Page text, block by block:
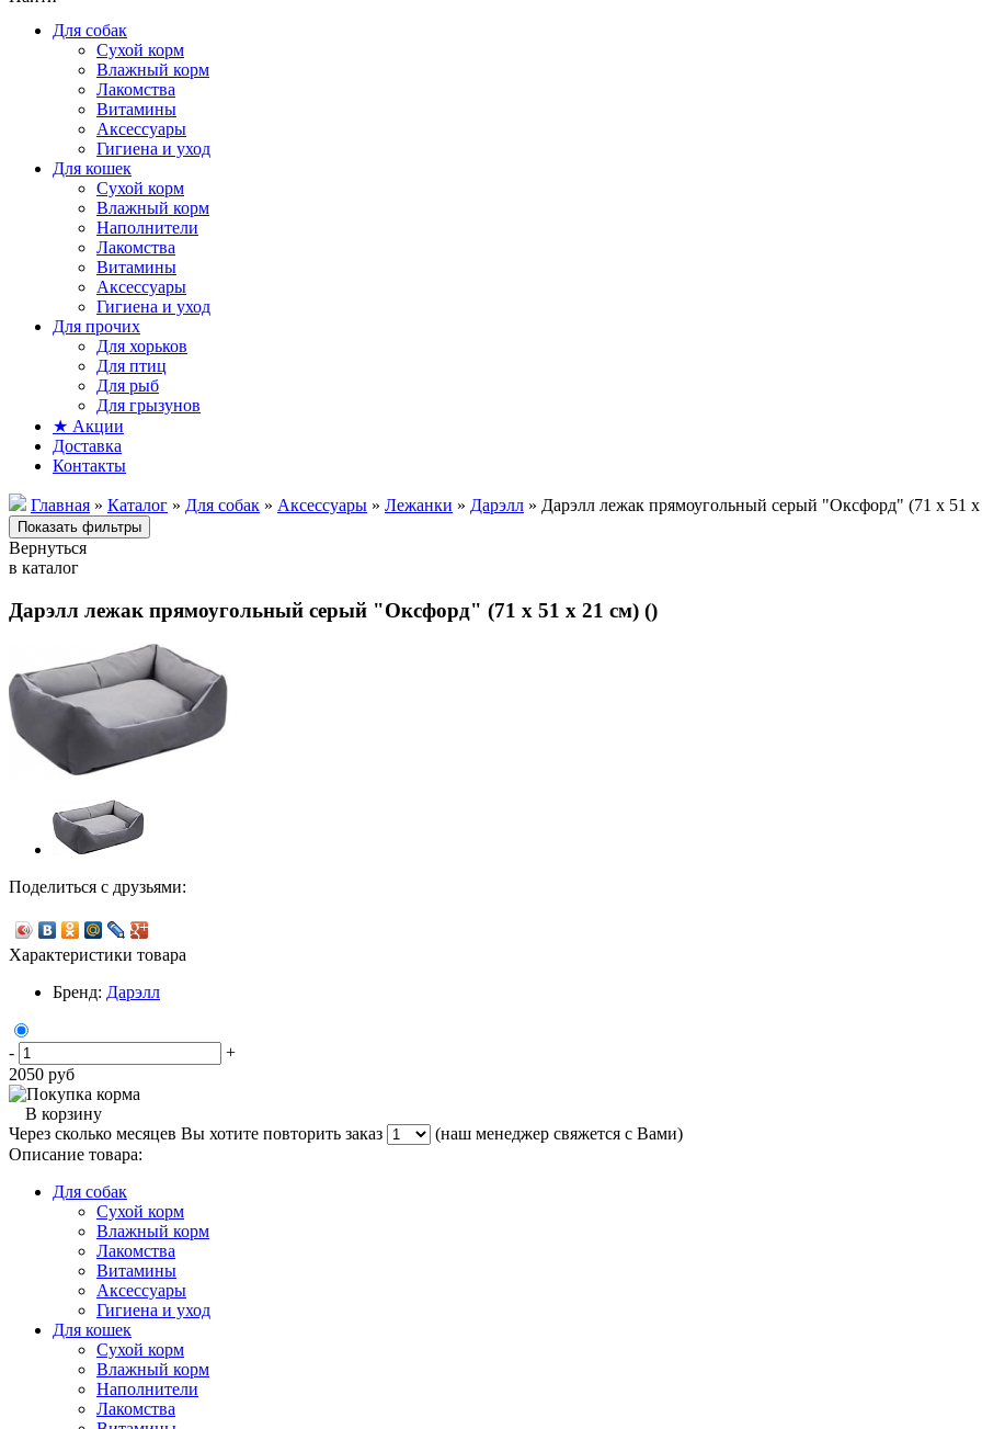
Для собак
Сухой корм
Влажный корм
Лакомства
Витамины
Аксессуары
Гигиена и уход
Для кошек
Сухой корм
Влажный корм
Наполнители
Лакомства
Витамины
Аксессуары
Гигиена и уход
Для прочих
Для хорьков
Для птиц
Для рыб
Для грызунов
★ Акции
Доставка
Контакты
Главная » Каталог » Для собак » Аксессуары » Лежанки » Дарэлл » Дарэлл лежак прямоугольный серый "Оксфорд" (71 х 51
Вернуться
в каталог
Дарэлл лежак прямоугольный серый "Оксфорд" (71 х 51 х 21 см) ()
Поделиться с друзьями:
Характеристики товара
Бренд: Дарэлл
-
+
2050 руб
В корзину
Через сколько месяцев Вы хотите повторить заказ
(наш менеджер свяжется с Вами)
Описание товара:
Для собак
Сухой корм
Влажный корм
Лакомства
Витамины
Аксессуары
Гигиена и уход
Для кошек
Сухой корм
Влажный корм
Наполнители
Лакомства